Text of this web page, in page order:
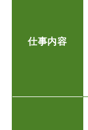
仕事内容